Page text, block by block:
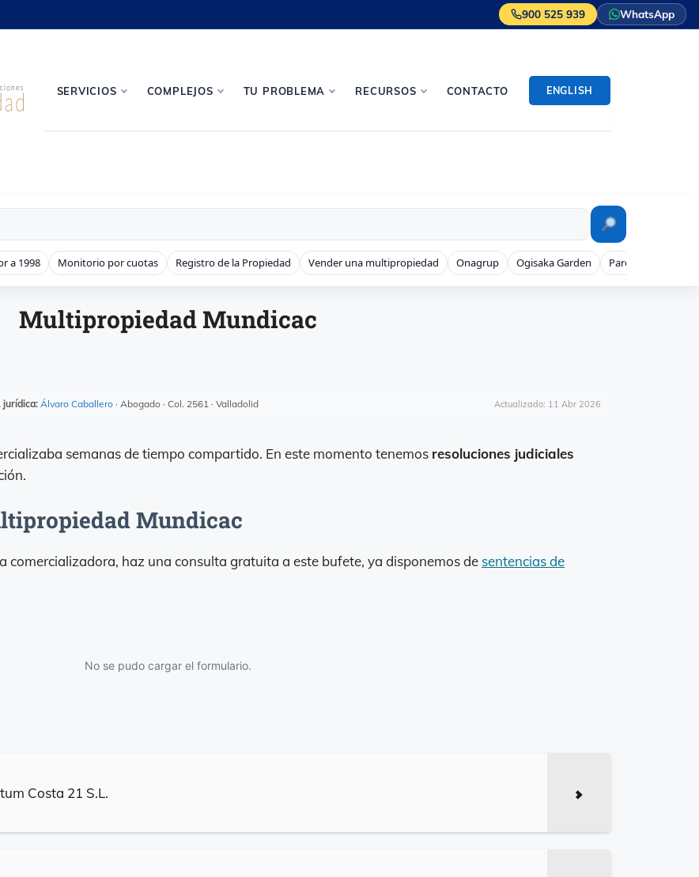
900 525 939 WhatsApp
SERVICIOS COMPLEJOS TU PROBLEMA RECURSOS CONTACTO ENGLISH
a 1998 Monitorio por cuotas Registro de la Propiedad Vender una multipropiedad Onagrup Ogisaka Garden Parque Denia
Multipropiedad Mundicac
jurídica:Álvaro Caballero · Abogado · Col. 2561 · Valladolid Actualizado: 11 Abr 2026
semanas de tiempo compartido. En este momento tenemos resoluciones judiciales
Mundicac
comercializadora, haz una consulta gratuita a este bufete, ya disponemos de sentencias de
No se pudo cargar el formulario.
Costa 21 S.L.